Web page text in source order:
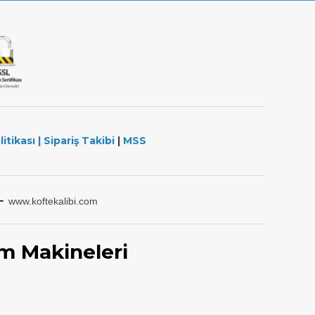
| Sipariş Takibi | MSS
www.koftekalibi.com
Makineleri